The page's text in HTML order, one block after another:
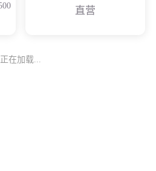
直营
正在加载...